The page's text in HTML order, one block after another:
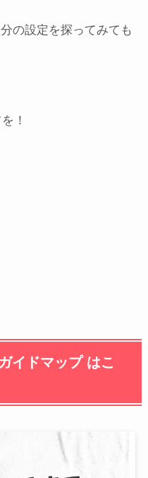
の設定を探ってみても
！
イドマップ はこ